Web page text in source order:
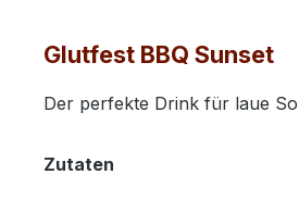
Glutfest BBQ Sunset
Der perfekte Drink für laue
Zutaten